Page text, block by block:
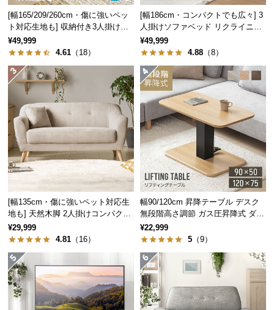
中
型
商
品
配
送
に
つ
い
て
小
商
品
の
配
送
に
つ
[幅165/209/260cm・傷に強いペッ
ト対応生地も] 収納付き3人掛け多
機能ソファ
¥49,999
4.61 （18）
[幅186cm・コンパクトでも広々] 3
人掛けソファベッド リクライニン
グ 天然木フレーム 北欧
¥49,999
4.88 （8）
[幅135cm・傷に強いペット対応生
地も] 天然木脚 2人掛けコンパクト
ソファ 北欧風
¥29,999
4.81 （16）
幅90/120cm 昇降テーブル デスク
無段階高さ調節 ガス圧昇降式 ダイ
ニング 高さ55~70cm
¥22,999
5 （9）